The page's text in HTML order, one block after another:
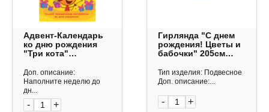
Адвент-Календарь
ко дню рождения
"Три кота"
ПП-00176647 ИД
Проф-Пресс
Доп. описание:
Наполните неделю до
дн...
- +
Гирлянда "С днем
рождения! Цветы и
бабочки" 205см
Тип изделия: Подвесное
Доп. описание:...
- +